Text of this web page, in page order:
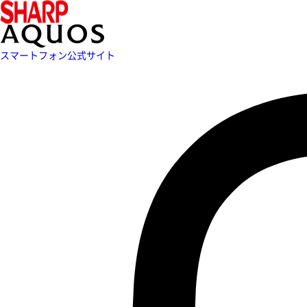
スマートフォン公式サイト